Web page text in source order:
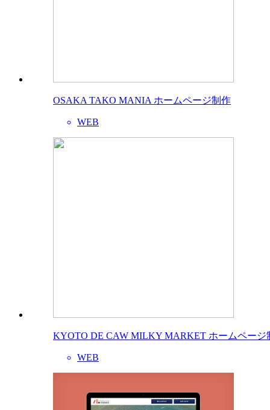
OSAKA TAKO MANIA ホームページ制作
WEB
KYOTO DE CAW MILKY MARKET ホームページ
WEB